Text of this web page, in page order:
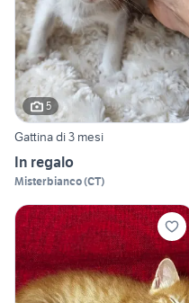
5
Gattina di 3 mesi
In regalo
Misterbianco(CT)